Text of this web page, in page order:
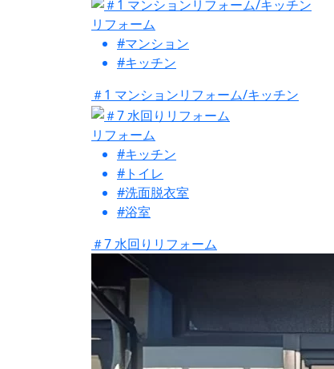
リフォーム
#マンション
#キッチン
＃1 マンションリフォーム/キッチン
リフォーム
#キッチン
#トイレ
#洗面脱衣室
#浴室
＃7 水回りリフォーム